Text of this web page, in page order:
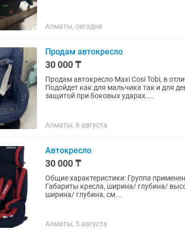
Алматы, сегодня
Продам автокресло
30 000 ₸
Продам автокресло Maxi Cosi Tobi, в
Подойдет как для мальчика так и для
защитой при боковых ударах....
Алматы, 6 августа
Автокресло
30 000 ₸
Общие характеристики: Группа
Габариты кресла, ширина/ глубина/
ширина/ глубина, см...
Алматы, 5 августа